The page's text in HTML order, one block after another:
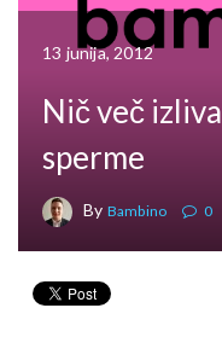
13 junija, 2012
Nič več izliva
sperme
By Bambino 0